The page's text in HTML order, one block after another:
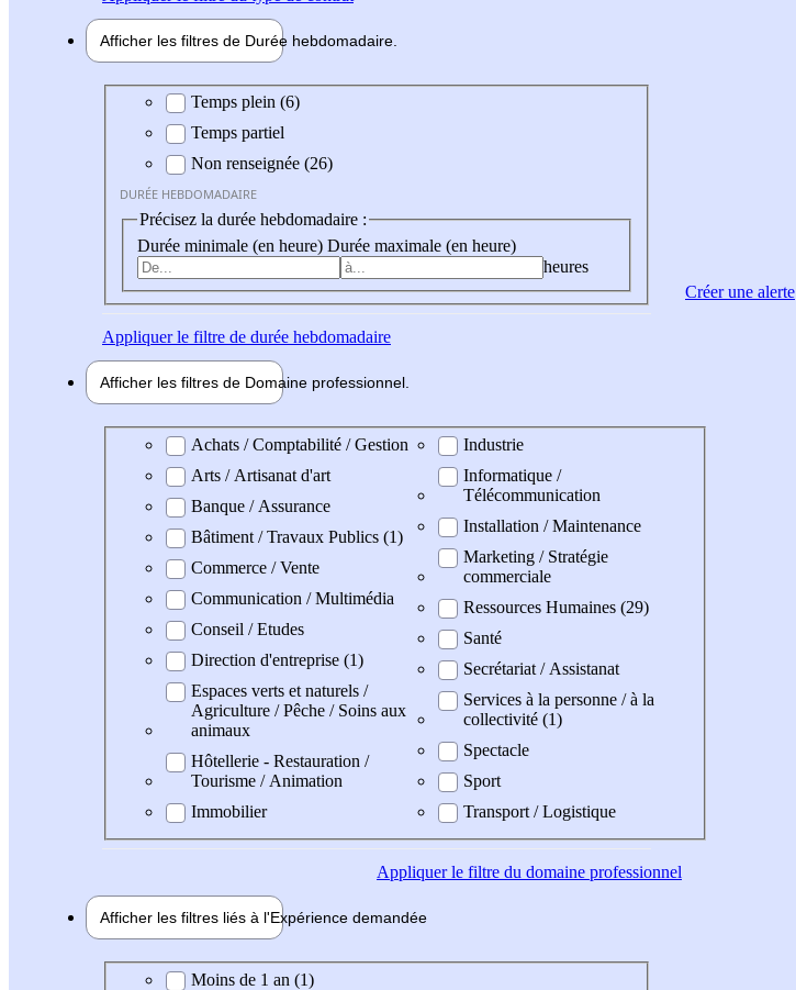
Afficher les filtres de Durée hebdomadaire
Durée hebdomadaire
Temps plein (6)
Temps partiel
Non renseignée (26)
DURÉE HEBDOMADAIRE
Précisez la durée hebdomadaire :
Durée minimale (en heure) Durée maximale (en heure)
heures
Appliquerle filtre de durée hebdomadaire
Afficher les filtres de Domaine professionnel
Domaine professionel
Achats / Comptabilité / Gestion
Arts / Artisanat d'art
Banque / Assurance
Bâtiment / Travaux Publics (1)
Commerce / Vente
Communication / Multimédia
Conseil / Etudes
Direction d'entreprise (1)
Espaces verts et naturels /
Agriculture / Pêche / Soins aux
animaux
Hôtellerie - Restauration /
Tourisme / Animation
Immobilier
Industrie
Informatique /
Télécommunication
Installation / Maintenance
Marketing / Stratégie
commerciale
Ressources Humaines (29)
Santé
Secrétariat / Assistanat
Services à la personne / à la
collectivité (1)
Spectacle
Sport
Transport / Logistique
Appliquerle filtre du domaine professionnel
Afficher les filtres liés à l'Expérience demandée
Expérience demandée
Moins de 1 an (1)
Créer une alerte